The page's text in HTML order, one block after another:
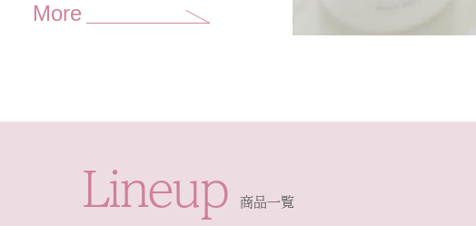
More
Lineup 商品一覧